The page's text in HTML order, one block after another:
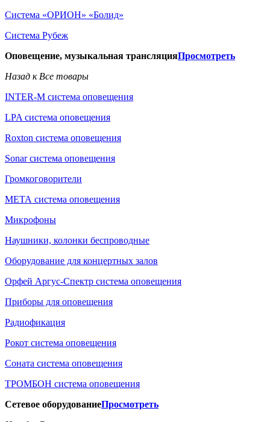
Система «ОРИОН» «Болид»
Система Рубеж
Оповещение, музыкальная трансляцияПросмотреть
Назад к Все товары
INTER-M система оповещения
LPA система оповещения
Roxton система оповещения
Sonar система оповещения
Громкоговорители
МЕТА система оповещения
Микрофоны
Наушники, колонки беспроводные
Оборудование для концертных залов
Орфей Аргус-Спектр система оповещения
Приборы для оповещения
Радиофикация
Рокот система оповещения
Соната система оповещения
ТРОМБОН система оповещения
Сетевое оборудованиеПросмотреть